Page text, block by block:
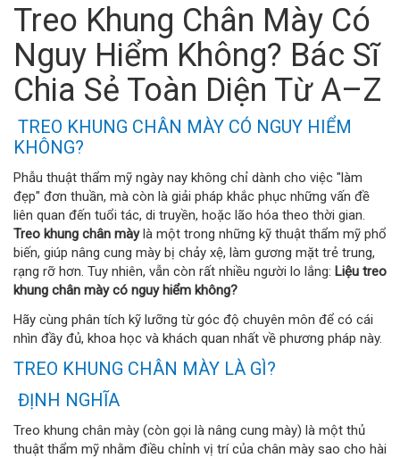
Treo Khung Chân Mày Có
Nguy Hiểm Không? Bác Sĩ
Chia Sẻ Toàn Diện Từ A–Z
TREO KHUNG CHÂN MÀY CÓ NGUY HIỂM
KHÔNG?
Phẫu thuật thẩm mỹ ngày nay không chỉ dành cho việc "làm
đẹp" đơn thuần, mà còn là giải pháp khắc phục những vấn đề
liên quan đến tuổi tác, di truyền, hoặc lão hóa theo thời gian.
Treo khung chân màylà một trong những kỹ thuật thẩm mỹ phổ
biến, giúp nâng cung mày bị chảy xệ, làm gương mặt trẻ trung,
rạng rỡ hơn. Tuy nhiên, vẫn còn rất nhiều người lo lắng: Liệu treo
khung chân mày có nguy hiểm không?
Hãy cùng phân tích kỹ lưỡng từ góc độ chuyên môn để có cái
nhìn đầy đủ, khoa học và khách quan nhất về phương pháp này.
TREO KHUNG CHÂN MÀY LÀ GÌ?
ĐỊNH NGHĨA
Treo khung chân mày (còn gọi là nâng cung mày) là một thủ
thuật thẩm mỹ nhằm điều chỉnh vị trí của chân mày sao cho hài